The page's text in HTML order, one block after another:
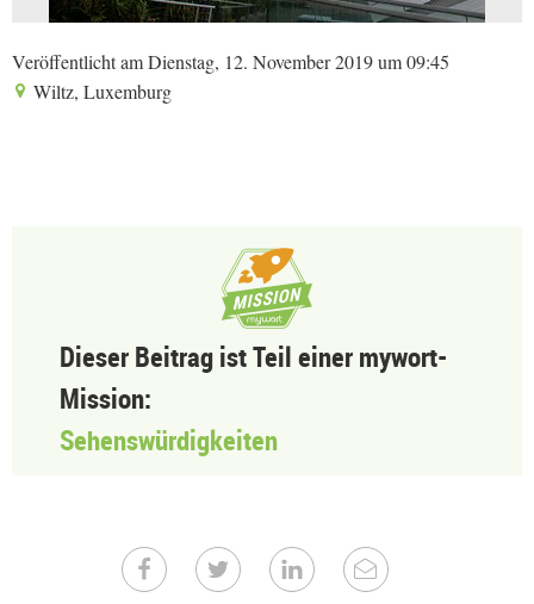
Veröffentlicht am Dienstag, 12. November 2019 um 09:45
Wiltz, Luxemburg
Dieser Beitrag ist Teil einer mywort-
Mission:
Sehenswürdigkeiten